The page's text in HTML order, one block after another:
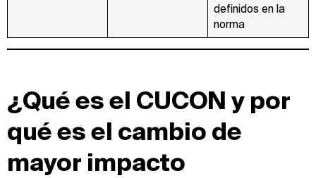
definidos en la
norma
¿Qué es el CUCON y por
qué es el cambio de
mayor impacto